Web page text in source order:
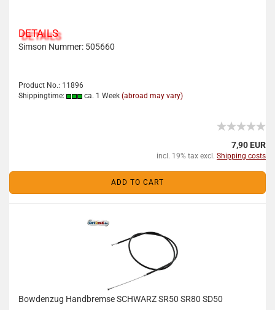
DETAILS
Simson Nummer: 505660
Product No.: 11896
Shippingtime:
ca. 1 Week (abroad may vary)
7,90 EUR
incl. 19% tax excl. Shipping costs
ADD TO CART
Bowdenzug Handbremse SCHWARZ SR50 SR80 SD50